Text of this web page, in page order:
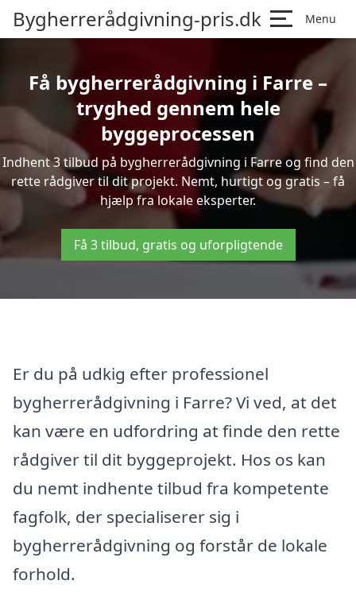
Bygherrerådgivning-pris.dk Menu
Få bygherrerådgivning i Farre –
tryghed gennem hele
byggeprocessen
Indhent 3 tilbud på bygherrerådgivning i Farre og find den
rette rådgiver til dit projekt. Nemt, hurtigt og gratis – få
hjælp fra lokale eksperter.
Få 3 tilbud, gratis og uforpligtende
Er du på udkig efter professionel
bygherrerådgivning i Farre? Vi ved, at det
kan være en udfordring at finde den rette
rådgiver til dit byggeprojekt. Hos os kan
du nemt indhente tilbud fra kompetente
fagfolk, der specialiserer sig i
bygherrerådgivning og forstår de lokale
forhold.